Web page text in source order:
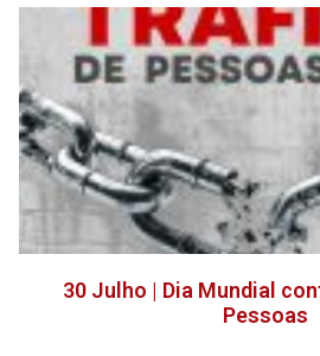
30 Julho | Dia Mundial
Pessoas